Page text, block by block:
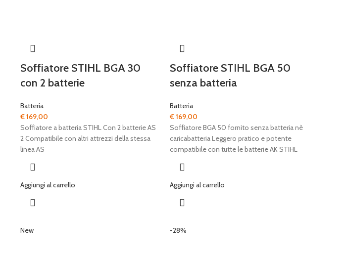
Soffiatore STIHL BGA 30
con 2 batterie
Batteria
€169,00
Soffiatore a batteria STIHL Con 2 batterie AS
2 Compatibile con altri attrezzi della stessa
linea AS
Aggiungi al carrello
Soffiatore STIHL BGA 50
senza batteria
Batteria
€169,00
Soffiatore BGA 50 fornito senza batteria nè
caricabatteria Leggero pratico e potente
compatibile con tutte le batterie AK STIHL
Aggiungi al carrello
New -28%